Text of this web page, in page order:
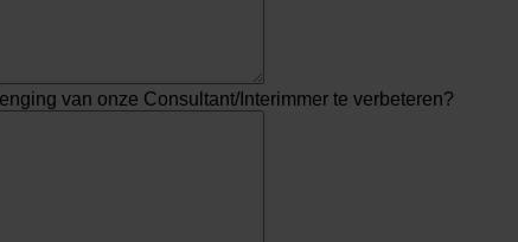
van onze Consultant/Interimmer te verbeteren?